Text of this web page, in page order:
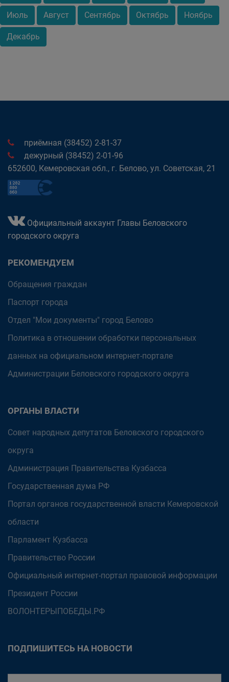
Июль Август Сентябрь Октябрь Ноябрь
Декабрь
приёмная (38452) 2-81-37
дежурный (38452) 2-01-96
652600, Кемеровская обл., г. Белово, ул. Советская, 21
Официальный аккаунт Главы Беловского
городского округа
РЕКОМЕНДУЕМ
Обращения граждан
Паспорт города
Отдел "Мои документы" город Белово
Политика в отношении обработки персональных
данных на официальном интернет-портале
Администрации Беловского городского округа
ОРГАНЫ ВЛАСТИ
Совет народных депутатов Беловского городского
округа
Администрация Правительства Кузбасса
Государственная дума РФ
Портал органов государственной власти Кемеровской
области
Парламент Кузбасса
Правительство России
Официальный интернет-портал правовой информации
Президент России
ВОЛОНТЕРЫПОБЕДЫ.РФ
ПОДПИШИТЕСЬ НА НОВОСТИ